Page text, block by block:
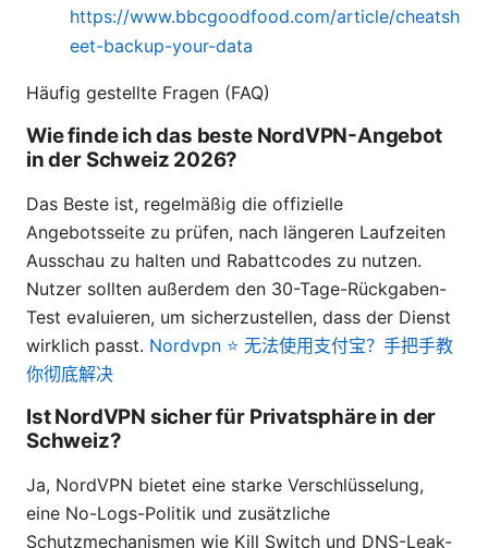
https://www.bbcgoodfood.com/article/cheatsh
eet-backup-your-data
Häufig gestellte Fragen (FAQ)
Wie finde ich das beste NordVPN-Angebot
in der Schweiz 2026?
Das Beste ist, regelmäßig die offizielle
Angebotsseite zu prüfen, nach längeren Laufzeiten
Ausschau zu halten und Rabattcodes zu nutzen.
Nutzer sollten außerdem den 30-Tage-Rückgaben-
Test evaluieren, um sicherzustellen, dass der Dienst
wirklich passt. Nordvpn ⭐ 无法使用支付宝？手把手教
你彻底解决
Ist NordVPN sicher für Privatsphäre in der
Schweiz?
Ja, NordVPN bietet eine starke Verschlüsselung,
eine No-Logs-Politik und zusätzliche
Schutzmechanismen wie Kill Switch und DNS-Leak-